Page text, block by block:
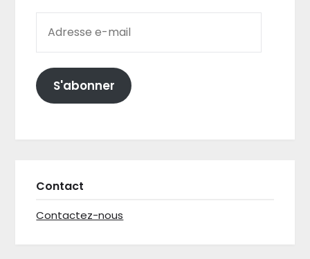
S'abonner
Contact
Contactez-nous